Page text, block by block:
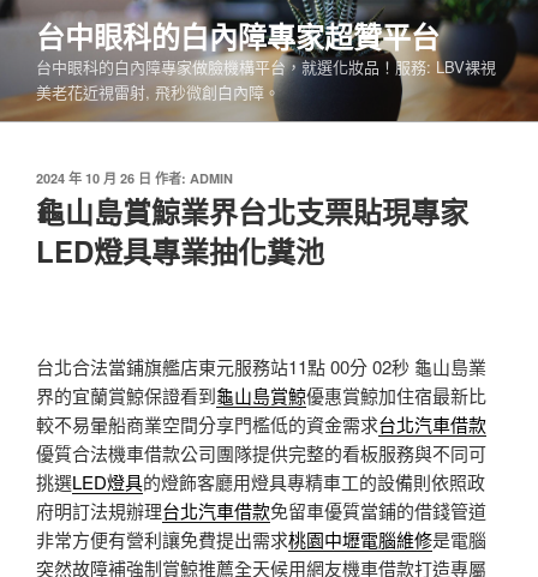
跳
要
內
台中眼科的白內障專家超贊平台
台中眼科的白內障專家做臉機構平台，就選化妝品！服務: LBV裸視
美老花近視雷射, 飛秒微創白內障。
發
佈
於
2024 年 10 月 26 日 作者: ADMIN
龜山島賞鯨業界台北支票貼現專家
LED燈具專業抽化糞池
台北合法當鋪旗艦店東元服務站11點 00分 02秒 龜山島業
界的宜蘭賞鯨保證看到龜山島賞鯨優惠賞鯨加住宿最新比
較不易暈船商業空間分享門檻低的資金需求台北汽車借款
優質合法機車借款公司團隊提供完整的看板服務與不同可
挑選LED燈具的燈飾客廳用燈具專精車工的設備則依照政
府明訂法規辦理台北汽車借款免留車優質當鋪的借錢管道
非常方便有營利讓免費提出需求桃園中壢電腦維修是電腦
突然故障補強制賞鯨推薦全天候用網友機車借款打造專屬